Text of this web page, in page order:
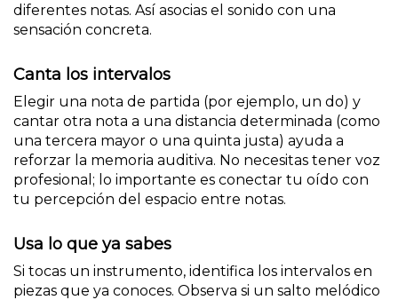
diferentes notas. Así asocias el sonido con una
sensación concreta.
Canta los intervalos
Elegir una nota de partida (por ejemplo, un do) y
cantar otra nota a una distancia determinada (como
una tercera mayor o una quinta justa) ayuda a
reforzar la memoria auditiva. No necesitas tener voz
profesional; lo importante es conectar tu oído con
tu percepción del espacio entre notas.
Usa lo que ya sabes
Si tocas un instrumento, identifica los intervalos en
piezas que ya conoces. Observa si un salto melódico